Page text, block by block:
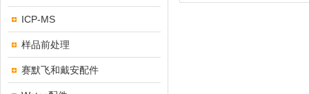
ICP-MS
样品前处理
赛默飞和戴安配件